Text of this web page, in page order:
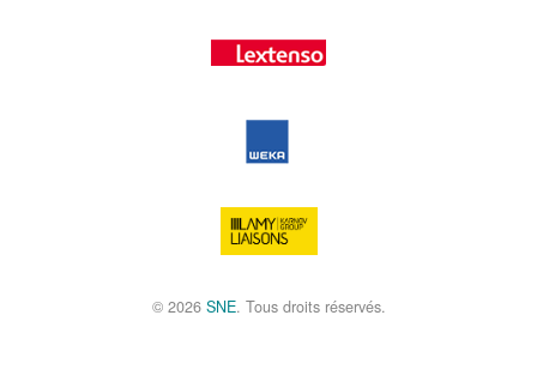
© 2026 SNE. Tous droits réservés.